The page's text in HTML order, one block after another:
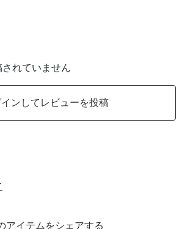
れていません
インしてレビューを投稿
アイテムをシェアする